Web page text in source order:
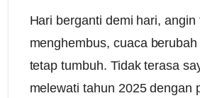
Hari berganti demi hari, angin
menghembus, cuaca
tetap tumbuh. Tidak terasa
melewati tahun 2025 dengan